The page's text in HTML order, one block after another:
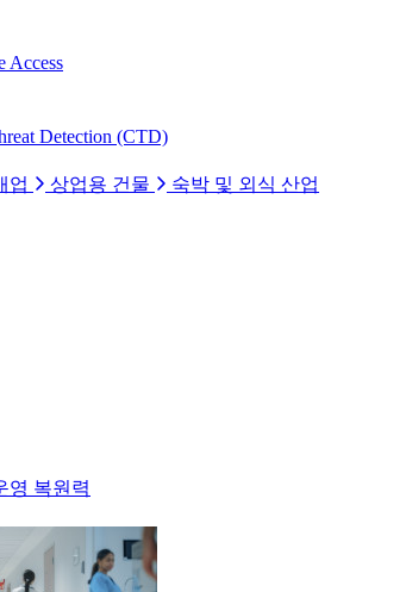
Access
Detection (CTD)
업 상업용 건물 숙박 및 외식 산업
영 복원력